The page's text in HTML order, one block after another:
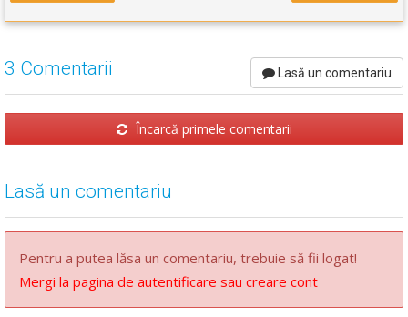
3 Comentarii Lasă un comentariu
Încarcă primele comentarii
Lasă un comentariu
Pentru a putea lăsa un comentariu, trebuie să fii logat!
Mergi la pagina de autentificare sau creare cont